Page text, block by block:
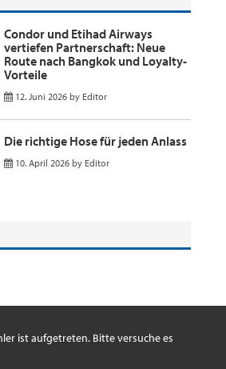
Condor und Etihad Airways
vertiefen Partnerschaft: Neue
Route nach Bangkok und Loyalty-
Vorteile
12. Juni 2026 by Editor
Die richtige Hose für jeden Anlass
10. April 2026 by Editor
ist aufgetreten. Bitte versuche es